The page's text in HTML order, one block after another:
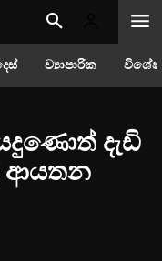
ව්‍යාපාරික
දැඩි
ආයතන